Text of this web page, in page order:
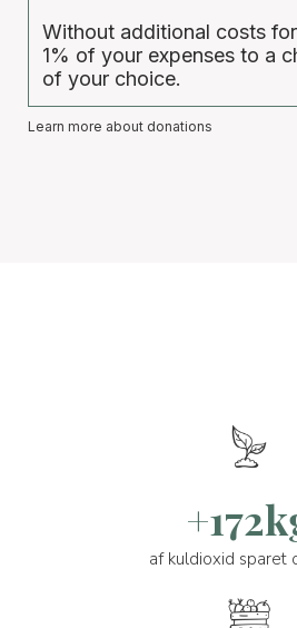
Without additional costs
1% of your expenses to a
of your choice.
Learn more about donations
af kuldioxid sparet